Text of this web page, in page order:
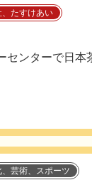
、たすけあい
センターで日本
、芸術、スポーツ